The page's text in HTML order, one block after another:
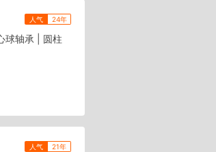
人气 24年
球轴承 | 圆柱
人气 21年